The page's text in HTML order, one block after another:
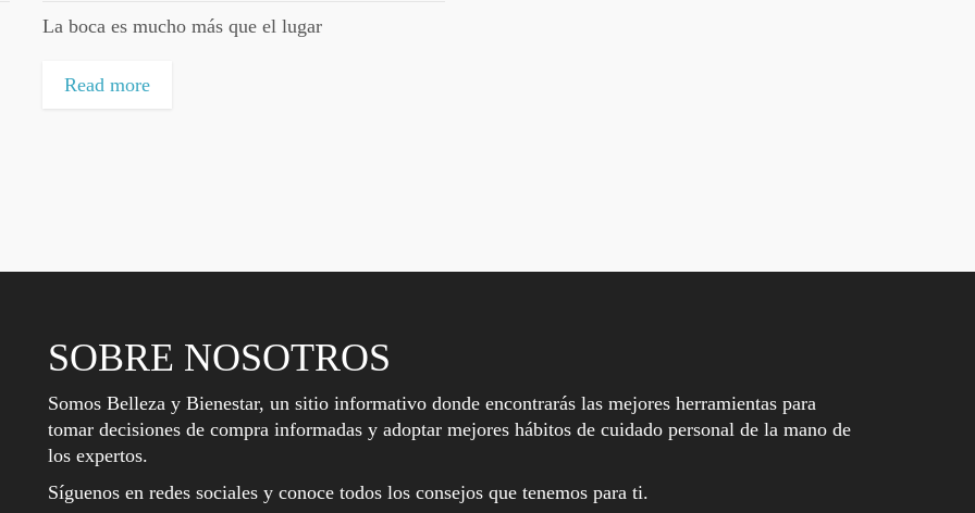
La boca es mucho más que el lugar
Read more
SOBRE NOSOTROS
Somos Belleza y Bienestar, un sitio informativo donde encontrarás las mejores herramientas para
tomar decisiones de compra informadas y adoptar mejores hábitos de cuidado personal de la mano de
los expertos.
Síguenos en redes sociales y conoce todos los consejos que tenemos para ti.